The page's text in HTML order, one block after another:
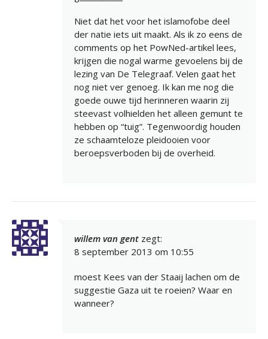
Niet dat het voor het islamofobe deel
der natie iets uit maakt. Als ik zo eens de
comments op het PowNed-artikel lees,
krijgen die nogal warme gevoelens bij de
lezing van De Telegraaf. Velen gaat het
nog niet ver genoeg. Ik kan me nog die
goede ouwe tijd herinneren waarin zij
steevast volhielden het alleen gemunt te
hebben op “tuig”. Tegenwoordig houden
ze schaamteloze pleidooien voor
beroepsverboden bij de overheid.
willem van gent zegt:
8 september 2013 om 10:55
moest Kees van der Staaij lachen om de
suggestie Gaza uit te roeien? Waar en
wanneer?